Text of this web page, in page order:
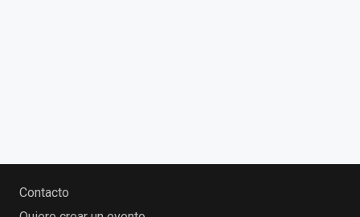
Contacto